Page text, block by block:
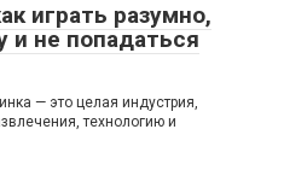
играть разумно,
и не попадаться
— это целая индустрия,
технологию и